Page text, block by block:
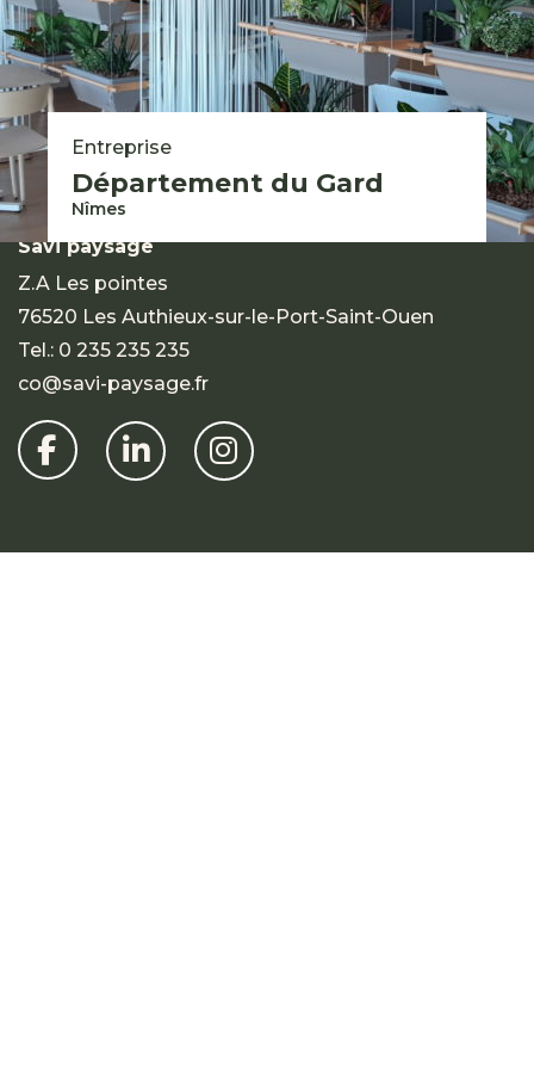
Entreprise
Département du Gard
Nîmes
Groupe Savi 2026 © - Mentions légales
Expertises
Réalisations
Contact
Savi paysage
Z.A Les pointes
76520 Les Authieux-sur-le-Port-Saint-Ouen
Tel.: 0 235 235 235
co@savi-paysage.fr